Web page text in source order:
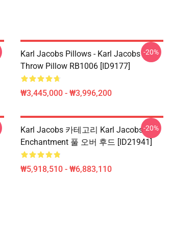
Karl Jacobs Pillows - Karl Jacobs
Throw Pillow RB1006 [ID9177]
₩3,445,000 - ₩3,996,200
-20%
Karl Jacobs 카테고리 Karl Jacobs
Enchantment 풀 오버 후드 [ID21941]
₩5,918,510 - ₩6,883,110
-20%